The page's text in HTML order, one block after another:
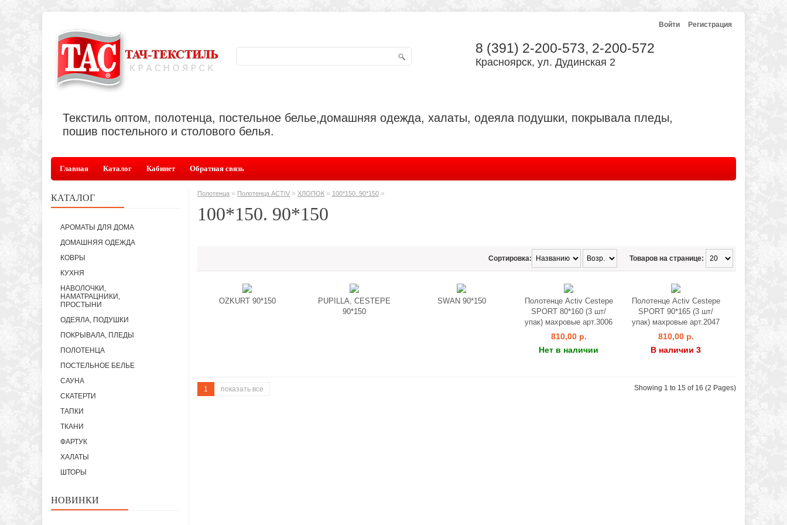
Войти Регистрация
8 (391) 2-200-573, 2-200-572
Красноярск, ул. Дудинская 2
Текстиль оптом, полотенца, постельное белье,домашняя одежда, халаты, одеяла подушки, покрывала пледы,
пошив постельного и столового белья.
Главная Каталог Кабинет Обратная связь
КАТАЛОГ
АРОМАТЫ ДЛЯ ДОМА
ДОМАШНЯЯ ОДЕЖДА
КОВРЫ
КУХНЯ
НАВОЛОЧКИ,
НАМАТРАЦНИКИ,
ПРОСТЫНИ
ОДЕЯЛА, ПОДУШКИ
ПОКРЫВАЛА, ПЛЕДЫ
ПОЛОТЕНЦА
ПОСТЕЛЬНОЕ БЕЛЬЕ
САУНА
СКАТЕРТИ
ТАПКИ
ТКАНИ
ФАРТУК
ХАЛАТЫ
ШТОРЫ
НОВИНКИ
Полотенца » Полотенца ACTIV » ХЛОПОК » 100*150. 90*150 »
100*150. 90*150
Товаров на странице:
Сортировка:
OZKURT 90*150
PUPILLA, CESTEPE
90*150
SWAN 90*150
Полотенце Activ Cestepe
SPORT 80*160 (3 шт/
упак) махровые арт.3006
810,00 р.
Нет в наличии
Полотенце Activ Cestepe
SPORT 90*165 (3 шт/
упак) махровые арт.2047
810,00 р.
В наличии 3
1 показать все Showing 1 to 15 of 16 (2 Pages)